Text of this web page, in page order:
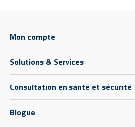
Mon compte
Solutions & Services
Consultation en santé et sécurité
Blogue